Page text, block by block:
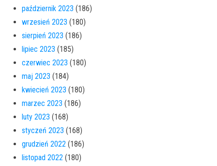
październik 2023 (186)
wrzesień 2023 (180)
sierpień 2023 (186)
lipiec 2023 (185)
czerwiec 2023 (180)
maj 2023 (184)
kwiecień 2023 (180)
marzec 2023 (186)
luty 2023 (168)
styczeń 2023 (168)
grudzień 2022 (186)
listopad 2022 (180)